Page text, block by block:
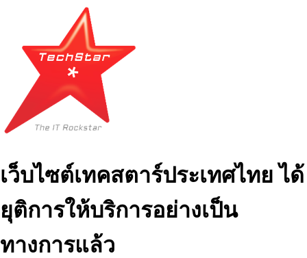
เว็บไซต์เทคสตาร์ประเทศไทย ได้
ยุติการให้บริการอย่างเป็น
ทางการแล้ว